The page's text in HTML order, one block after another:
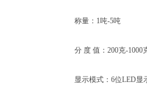
称量：1吨-5吨
分 度 值：200克-1000
显示模式：6位LED显